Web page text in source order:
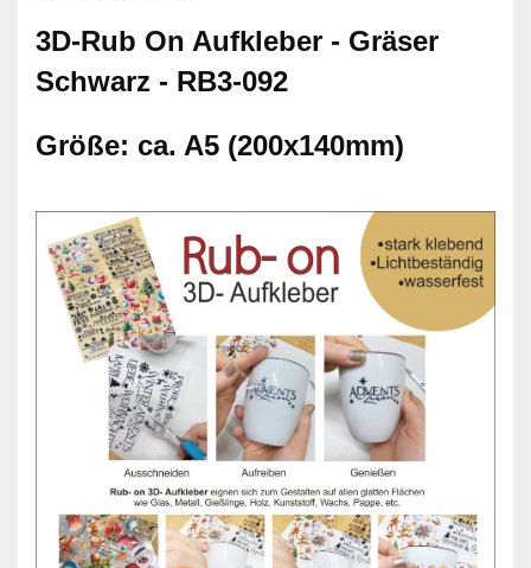
3D-Rub On Aufkleber - Gräser
Schwarz - RB3-092
Größe: ca. A5 (200x140mm)